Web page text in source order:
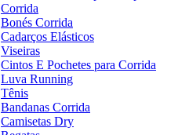
Corrida
Bonés Corrida
Cadarços Elásticos
Viseiras
Cintos E Pochetes para Corrida
Luva Running
Tênis
Bandanas Corrida
Camisetas Dry